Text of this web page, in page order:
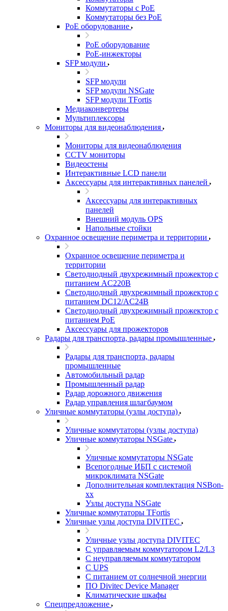
Коммутаторы с PoE
Коммутаторы без PoE
PoE оборудование
PoE оборудование
PoE-инжекторы
SFP модули
SFP модули
SFP модули NSGate
SFP модули TFortis
Медиаконвертеры
Мультиплексоры
Мониторы для видеонаблюдения
Мониторы для видеонаблюдения
CCTV мониторы
Видеостены
Интерактивные LCD панели
Аксессуары для интерактивных панелей
Аксессуары для интерактивных
панелей
Внешний модуль OPS
Напольные стойки
Охранное освещение периметра и территории
Охранное освещение периметра и
территории
Светодиодный двухрежимный прожектор с
питанием AC220В
Светодиодный двухрежимный прожектор с
питанием DC12/AC24В
Светодиодный двухрежимный прожектор с
питанием PoE
Аксессуары для прожекторов
Радары для транспорта, радары промышленные
Радары для транспорта, радары
промышленные
Автомобильный радар
Промышленный радар
Радар дорожного движения
Радар управления шлагбаумом
Уличные коммутаторы (узлы доступа)
Уличные коммутаторы (узлы доступа)
Уличные коммутаторы NSGate
Уличные коммутаторы NSGate
Всепогодные ИБП с системой
микроклимата NSGate
Дополнительная комплектация NSBon-
xx
Узлы доступа NSGate
Уличные коммутаторы TFortis
Уличные узлы доступа DIVITEC
Уличные узлы доступа DIVITEC
С управляемым коммутатором L2/L3
С неуправляемым коммутатором
С UPS
С питанием от солнечной энергии
ПО Divitec Device Manager
Климатические шкафы
Спецпредложение